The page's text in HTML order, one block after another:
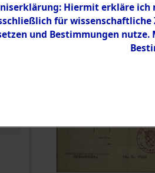
Hiermit erkläre ich
für
und Bestimmungen